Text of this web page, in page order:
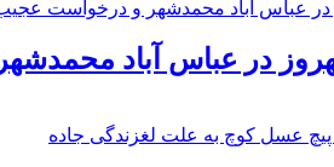
در عباس آباد